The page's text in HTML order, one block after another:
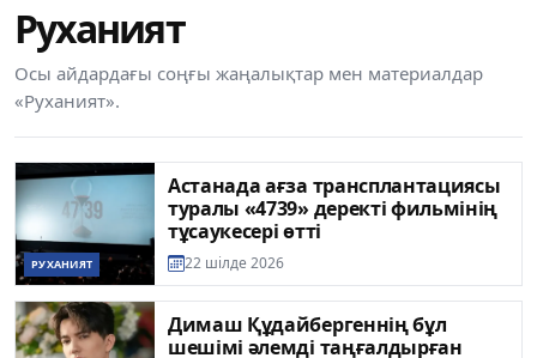
Руханият
Осы айдардағы соңғы жаңалықтар мен материалдар
«Руханият».
РУХАНИЯТ
Астанада ағза трансплантациясы
туралы «4739» деректі фильмінің
тұсаукесері өтті
22 шілде 2026
Димаш Құдайбергеннің бұл
шешімі әлемді таңғалдырған